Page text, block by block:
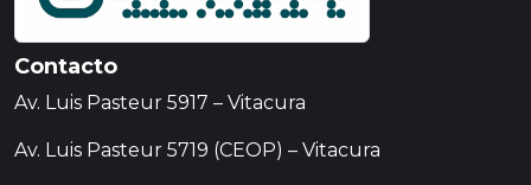
Contacto
Av. Luis Pasteur 5917 – Vitacura
Av. Luis Pasteur 5719 (CEOP) – Vitacura